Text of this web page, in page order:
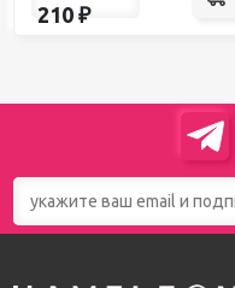
210 ₽